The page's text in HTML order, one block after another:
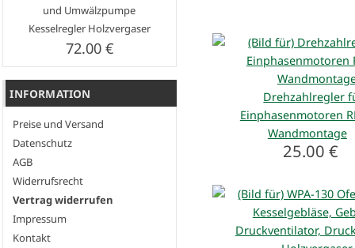
und Umwälzpumpe
Kesselregler Holzvergaser
72.00 €
INFORMATION
Preise und Versand
Datenschutz
AGB
Widerrufsrecht
Vertrag widerrufen
Impressum
Kontakt
Drehzahlregler
Einphasenmotoren
Wandmontage
25.00 €